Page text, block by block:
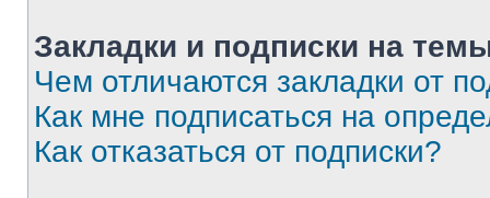
Закладки и подписки на
Чем отличаются закладки от
Как мне подписаться на
Как отказаться от подписки?